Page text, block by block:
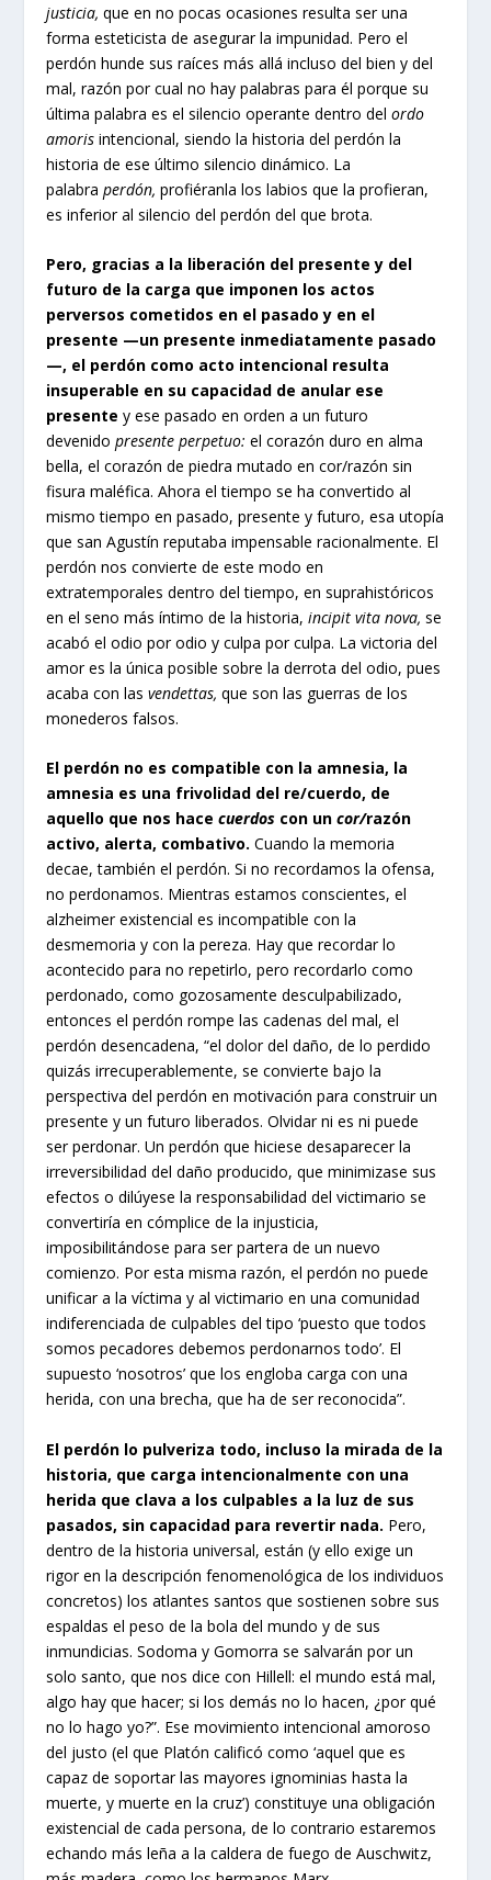
justicia, que en no pocas ocasiones resulta ser una
forma esteticista de asegurar la impunidad. Pero el
perdón hunde sus raíces más allá incluso del bien y del
mal, razón por cual no hay palabras para él porque su
última palabra es el silencio operante dentro delordo
amoris intencional, siendo la historia del perdón la
historia de ese último silencio dinámico. La
palabraperdón, profiéranla los labios que la profieran,
es inferior al silencio del perdón del que brota.
Pero, gracias a la liberación del presente y del
futuro de la carga que imponen los actos
perversos cometidos en el pasado y en el
presente —un presente inmediatamente pasado
—, el perdón como acto intencional resulta
insuperable en su capacidad de anular ese
presente y ese pasado en orden a un futuro
devenidopresente perpetuo: el corazón duro en alma
bella, el corazón de piedra mutado en cor/razón sin
fisura maléfica. Ahora el tiempo se ha convertido al
mismo tiempo en pasado, presente y futuro, esa utopía
que san Agustín reputaba impensable racionalmente. El
perdón nos convierte de este modo en
extratemporales dentro del tiempo, en suprahistóricos
en el seno más íntimo de la historia,incipit vita nova, se
acabó el odio por odio y culpa por culpa. La victoria del
amor es la única posible sobre la derrota del odio, pues
acaba con lasvendettas, que son las guerras de los
monederos falsos.
El perdón no es compatible con la amnesia, la
amnesia es una frivolidad del re/cuerdo, de
aquello que nos hace cuerdos con uncor/razón
activo, alerta, combativo. Cuando la memoria
decae, también el perdón. Si no recordamos la ofensa,
no perdonamos. Mientras estamos conscientes, el
alzheimer existencial es incompatible con la
desmemoria y con la pereza. Hay que recordar lo
acontecido para no repetirlo, pero recordarlo como
perdonado, como gozosamente desculpabilizado,
entonces el perdón rompe las cadenas del mal, el
perdón desencadena, “el dolor del daño, de lo perdido
quizás irrecuperablemente, se convierte bajo la
perspectiva del perdón en motivación para construir un
presente y un futuro liberados. Olvidar ni es ni puede
ser perdonar. Un perdón que hiciese desaparecer la
irreversibilidad del daño producido, que minimizase sus
efectos o dilúyese la responsabilidad del victimario se
convertiría en cómplice de la injusticia,
imposibilitándose para ser partera de un nuevo
comienzo. Por esta misma razón, el perdón no puede
unificar a la víctima y al victimario en una comunidad
indiferenciada de culpables del tipo ‘puesto que todos
somos pecadores debemos perdonarnos todo’. El
supuesto ‘nosotros’ que los engloba carga con una
herida, con una brecha, que ha de ser reconocida”.
El perdón lo pulveriza todo, incluso la mirada de la
historia, que carga intencionalmente con una
herida que clava a los culpables a la luz de sus
pasados, sin capacidad para revertir nada. Pero,
dentro de la historia universal, están (y ello exige un
rigor en la descripción fenomenológica de los individuos
concretos) los atlantes santos que sostienen sobre sus
espaldas el peso de la bola del mundo y de sus
inmundicias. Sodoma y Gomorra se salvarán por un
solo santo, que nos dice con Hillell: el mundo está mal,
algo hay que hacer; si los demás no lo hacen, ¿por qué
no lo hago yo?”. Ese movimiento intencional amoroso
del justo (el que Platón calificó como ‘aquel que es
capaz de soportar las mayores ignominias hasta la
muerte, y muerte en la cruz’) constituye una obligación
existencial de cada persona, de lo contrario estaremos
echando más leña a la caldera de fuego de Auschwitz,